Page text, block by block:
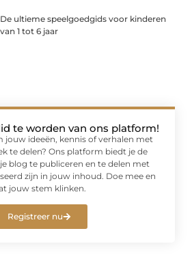
De ultieme speelgoedgids voor kinderen
van 1 tot 6 jaar
te worden van ons platform!
jouw ideeën, kennis of verhalen met
te delen? Ons platform biedt je de
blog te publiceren en te delen met
zijn in jouw inhoud. Doe mee en
jouw stem klinken.
Registreer nu